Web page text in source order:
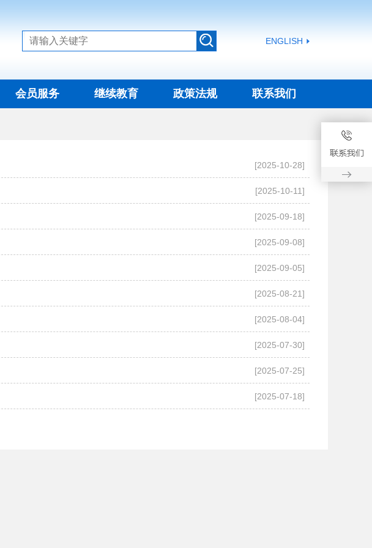
ENGLISH
会员服务 继续教育 政策法规 联系我们
[2025-10-28]
[2025-10-11]
[2025-09-18]
[2025-09-08]
[2025-09-05]
[2025-08-21]
[2025-08-04]
[2025-07-30]
[2025-07-25]
[2025-07-18]